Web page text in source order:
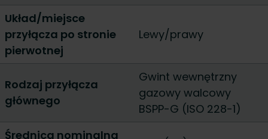
Układ/miejsce
przyłącza po stronie
pierwotnej
Lewy/prawy
Rodzaj przyłącza
głównego
Gwint wewnętrzny
gazowy walcowy
BSPP-G (ISO 228-1)
Średnica nominalna